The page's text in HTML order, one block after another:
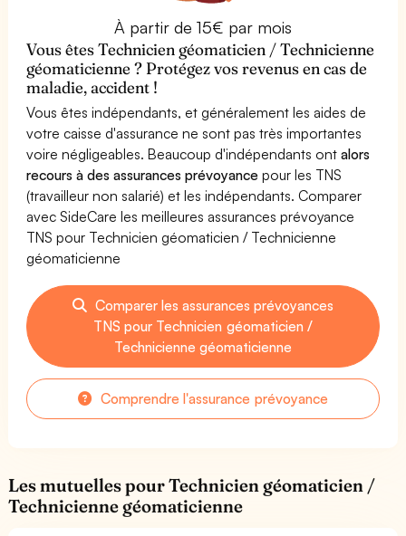
À partir de 15€ par mois
Vous êtes Technicien géomaticien / Technicienne
géomaticienne ? Protégez vos revenus en cas de
maladie, accident !
Vous êtes indépendants, et généralement les aides de
votre caisse d'assurance ne sont pas très importantes
voire négligeables. Beaucoup d'indépendants ontalors
recours à des assurances prévoyance pour les TNS
(travailleur non salarié) et les indépendants. Comparer
avec SideCare les meilleures assurances prévoyance
TNS pour Technicien géomaticien / Technicienne
géomaticienne
Comparer les assurances prévoyances
TNS pour Technicien géomaticien /
Technicienne géomaticienne
Comprendre l'assurance prévoyance
Les mutuelles pour Technicien géomaticien /
Technicienne géomaticienne